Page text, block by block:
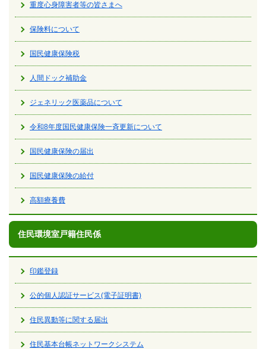
重度心身障害者等の皆さまへ
保険料について
国民健康保険税
人間ドック補助金
ジェネリック医薬品について
令和8年度国民健康保険一斉更新について
国民健康保険の届出
国民健康保険の給付
高額療養費
住民環境室戸籍住民係
印鑑登録
公的個人認証サービス(電子証明書)
住民異動等に関する届出
住民基本台帳ネットワークシステム